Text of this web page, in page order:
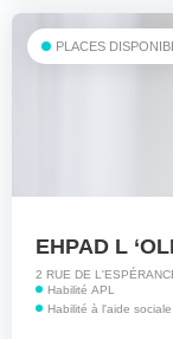
PLACES
EHPAD L
2 RUE DE
Habilité APL
Habilité à l'aide sociale